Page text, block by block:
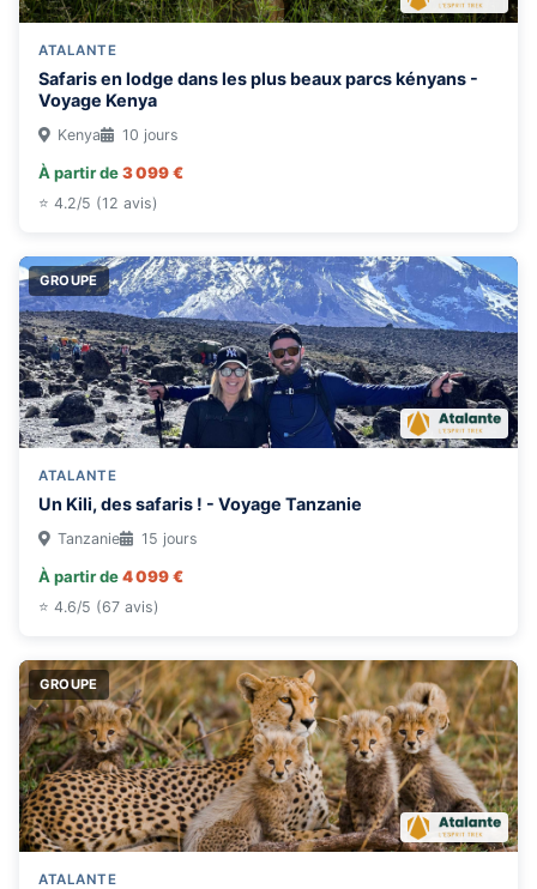
ATALANTE
Safaris en lodge dans les plus beaux parcs kényans -
Voyage Kenya
Kenya 10 jours
À partir de3 099 €
⭐ 4.2/5 (12 avis)
GROUPE
ATALANTE
Un Kili, des safaris ! - Voyage Tanzanie
Tanzanie 15 jours
À partir de4 099 €
⭐ 4.6/5 (67 avis)
GROUPE
ATALANTE